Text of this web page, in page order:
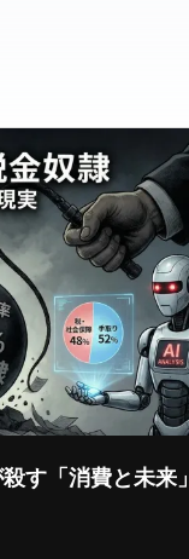
殺す「消費と未来」